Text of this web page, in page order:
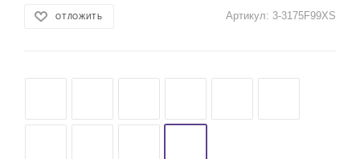
ОТЛОЖИТЬ Артикул: 3-3175F99XS